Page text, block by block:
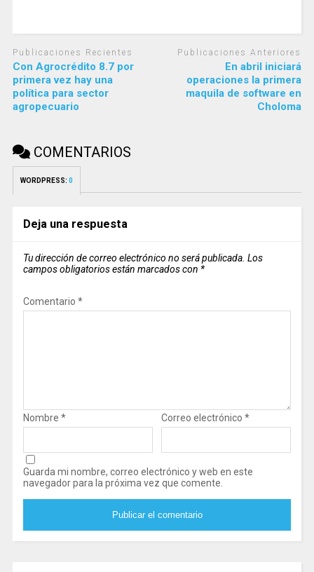
Publicaciones Recientes
Con Agrocrédito 8.7 por
primera vez hay una
política para sector
agropecuario
Publicaciones Anteriores
En abril iniciará
operaciones la primera
maquila de software en
Choloma
COMENTARIOS
WORDPRESS: 0
Deja una respuesta
Tu dirección de correo electrónico no será publicada. Los
campos obligatorios están marcados con *
Comentario *
Nombre * Correo electrónico *
Guarda mi nombre, correo electrónico y web en este
navegador para la próxima vez que comente.